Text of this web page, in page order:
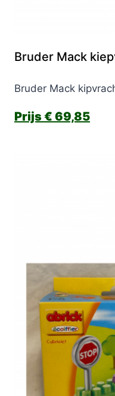
Bruder Mack
Bruder Mack
€ 69,85